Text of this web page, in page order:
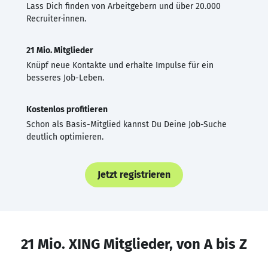
Lass Dich finden von Arbeitgebern und über 20.000
Recruiter·innen.
21 Mio. Mitglieder
Knüpf neue Kontakte und erhalte Impulse für ein
besseres Job-Leben.
Kostenlos profitieren
Schon als Basis-Mitglied kannst Du Deine Job-Suche
deutlich optimieren.
Jetzt registrieren
21 Mio. XING Mitglieder, von A bis Z